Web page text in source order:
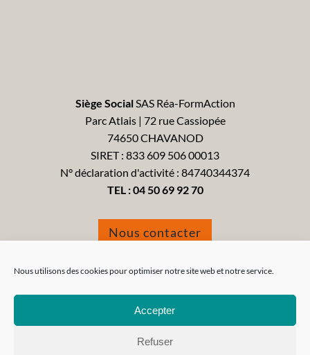
Nous utilisons des cookies pour optimiser notre site web et notre service.
Accepter
Refuser
Siège SocialSAS Réa-FormAction
Parc Atlais | 72 rue Cassiopée
74650 CHAVANOD
SIRET : 833 609 506 00013
N° déclaration d'activité : 84740344374
TEL :04 50 69 92 70
Nous contacter